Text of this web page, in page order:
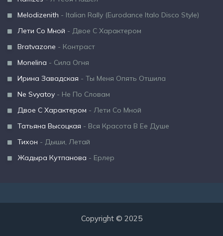
Melodizenith - Italian Rally (Eurodance Italo Disco Style)
Лети Со Мной - Двое С Характером
Bratvazone - Контраст
Monelina - Сила Огня
Ирина Завадская - Ты Меня Опять Отшила
Ne Svyatoy - Не По Словам
Двое С Характером - Лети Со Мной
Татьяна Высоцкая - Вся Красота В Ее Душе
Тихон - Дыши, Летай
Жадыра Кутпанова - Ерлер
Copyright © 2025